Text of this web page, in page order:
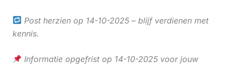
Post herzien op 14-10-2025 – blijf verdienen met
kennis.
Informatie opgefrist op 14-10-2025 voor jouw